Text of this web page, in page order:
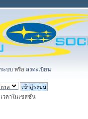
ะบบ หรือ ลงทะเบียน
วลาในเซสชั่น